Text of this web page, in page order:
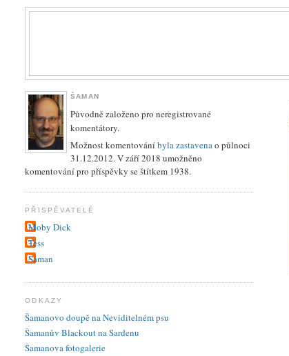
ŠAMAN
Původně založeno pro neregistrované
komentátory.
Možnost komentováníbyla zastavenao půlnoci
31.12.2012. V září 2018 umožněno
komentování pro příspěvky se štítkem 1938.
PŘISPĚVATELÉ
Moby Dick
Tess
Šaman
ODKAZY
Šamanovo doupě na Neviditelném psu
Šamanův Blackout na Sardenu
Šamanova fotogalerie